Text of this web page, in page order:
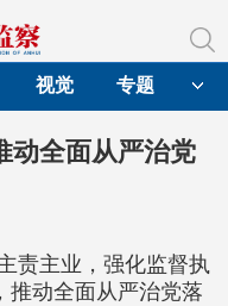
视觉 专题
动全面从严治党
责主业，强化监督执
推动全面从严治党落